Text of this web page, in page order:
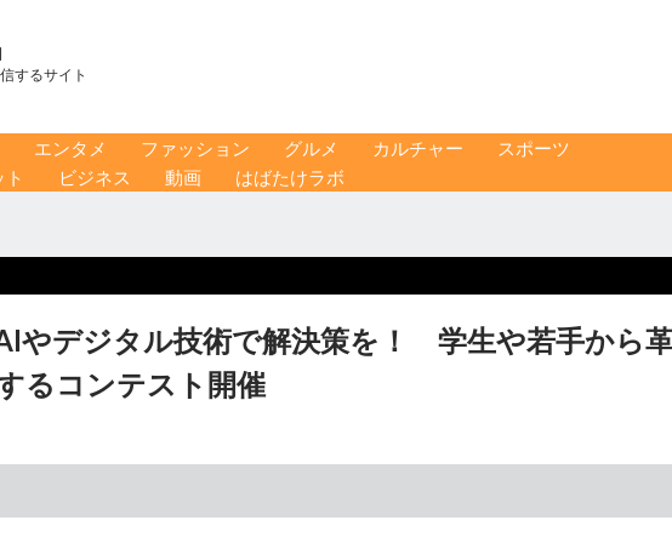
するサイト
エンタメ ファッション グルメ カルチャー
スポーツ
ト ビジネス 動画 はばたけラボ
やデジタル技術で解決策を！ 学生や若手から
るコンテスト開催